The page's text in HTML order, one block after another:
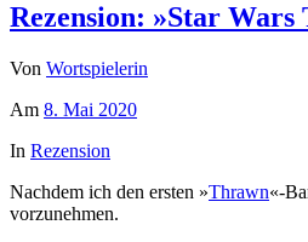
Rezension: »Star
Von Wortspielerin
Am 8. Mai 2020
In Rezension
Nachdem ich den ersten »Thrawn«-
vorzunehmen.